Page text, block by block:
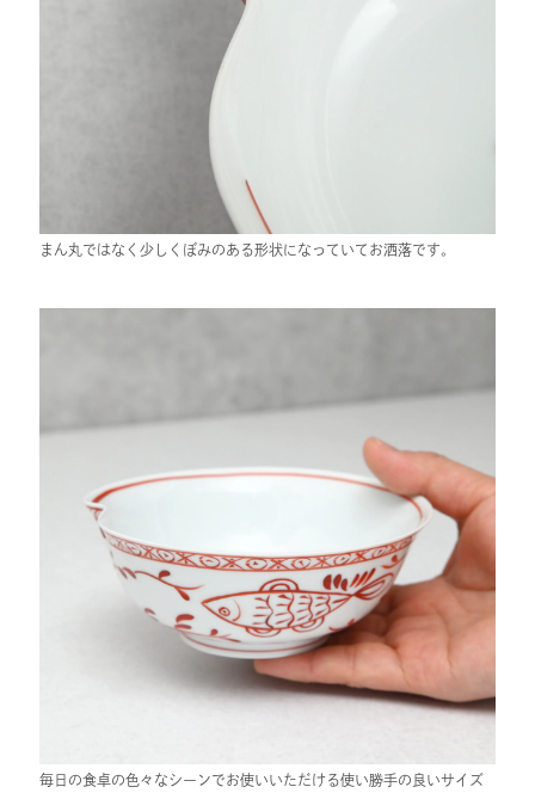
まん丸ではなく少しくぼみのある形状になっていてお洒落です。
毎日の食卓の色々なシーンでお使いいただける使い勝手の良いサイズ